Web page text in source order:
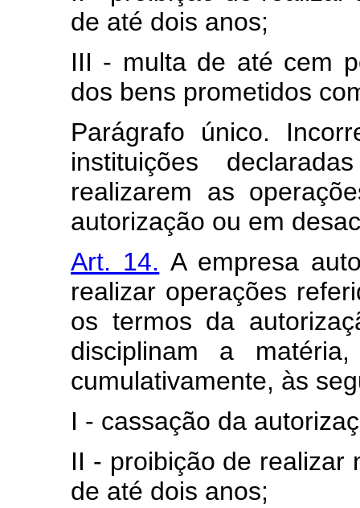
de até dois anos;
III - multa de até cem
dos bens prometidos
Parágrafo único.
instituições
realizarem as
autorização ou em
Art. 14. A empresa
realizar operações
os termos da
disciplinam a
cumulativamente, às
I - cassação da
II - proibição de realizar
de até dois anos;